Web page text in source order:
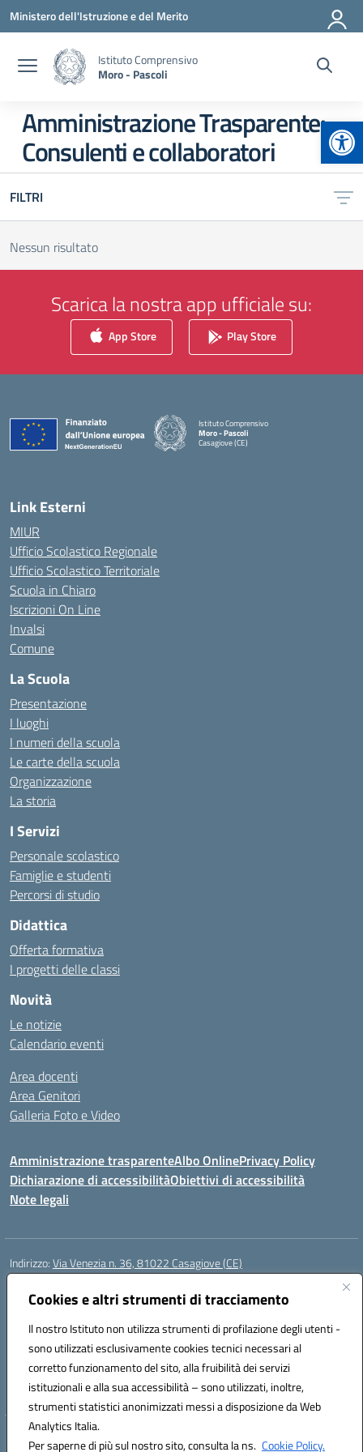
Cookies e altri strumenti di tracciamento
Il nostro Istituto non utilizza strumenti di profilazione degli utenti -
sono utilizzati esclusivamente cookies tecnici necessari al
corretto funzionamento del sito, alla fruibilità dei servizi
istituzionali e alla sua accessibilità – sono utilizzati, inoltre,
strumenti statistici anonimizzati messi a disposizione da Web
Analytics Italia.
Per saperne di più sul nostro sito, consulta la ns. Cookie Policy.
Vai ai contenuti
Vai al menu di navigazione
Vai al footer
Ministero dell'Istruzione e del Merito
Istituto Comprensivo
Moro - Pascoli
Amministrazione Trasparente:
Consulenti e collaboratori
FILTRI
Nessun risultato
Scarica la nostra app ufficiale su:
App Store Play Store
Istituto Comprensivo
Moro - Pascoli
Casagiove (CE)
— Visita la pagina iniziale della scuola
Link Esterni
MIUR
Ufficio Scolastico Regionale
Ufficio Scolastico Territoriale
Scuola in Chiaro
Iscrizioni On Line
Invalsi
Comune
La Scuola
Presentazione
I luoghi
I numeri della scuola
Le carte della scuola
Organizzazione
La storia
I Servizi
Personale scolastico
Famiglie e studenti
Percorsi di studio
Didattica
Offerta formativa
I progetti delle classi
Novità
Le notizie
Calendario eventi
Area docenti
Area Genitori
Galleria Foto e Video
Amministrazione trasparenteAlbo OnlinePrivacy Policy
Dichiarazione di accessibilitàObiettivi di accessibilità
Note legali
Indirizzo:Via Venezia n. 36, 81022 Casagiove (CE)
Centralino:
Posta elettronica certificata (PEC):ceic893002@pec.istruzione.it
Codice fiscale: 93085870611
Codice meccanografico:CEIC893002
Codice Indice delle Pubbliche Amministrazioni (IPA): icmp_061
Codice unico di fatturazione (CUF): UFIOD3
Hosting & Powered by 3D Solution S.r.l.